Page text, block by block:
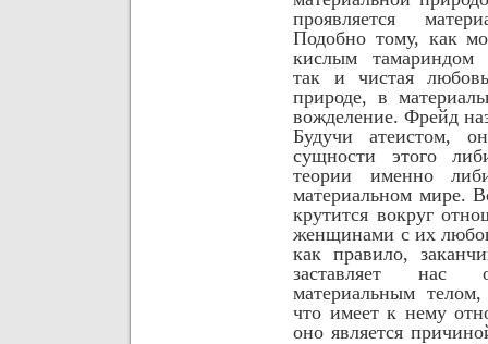
проявляется
Подобно тому, как
кислым тамариндом
так и чистая
природе, в
вожделение. Фрейд
Будучи атеистом,
сущности этого
теории именно
материальном мире.
крутится вокруг
женщинами с их
как правило,
заставляет нас
материальным
что имеет к нему
оно является